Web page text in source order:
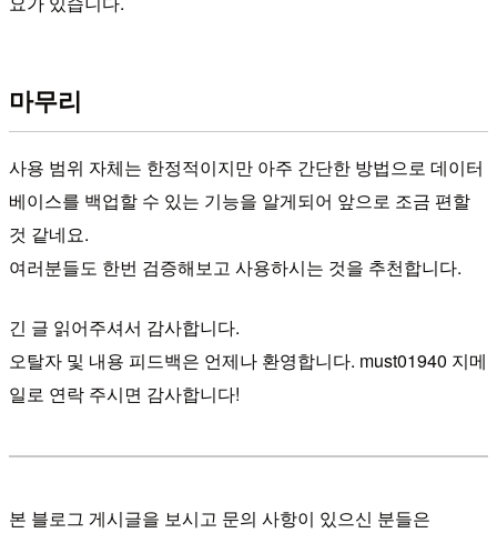
마무리
사용 범위 자체는 한정적이지만 아주 간단한 방법으로 데이터
베이스를 백업할 수 있는 기능을 알게되어 앞으로 조금 편할
것 같네요.
여러분들도 한번 검증해보고 사용하시는 것을 추천합니다.
긴 글 읽어주셔서 감사합니다.
오탈자 및 내용 피드백은 언제나 환영합니다. must01940 지메
일로 연락 주시면 감사합니다!
본 블로그 게시글을 보시고 문의 사항이 있으신 분들은